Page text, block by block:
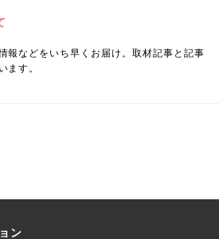
報などをいち早くお届け。取材記事と記事
ます。
ン